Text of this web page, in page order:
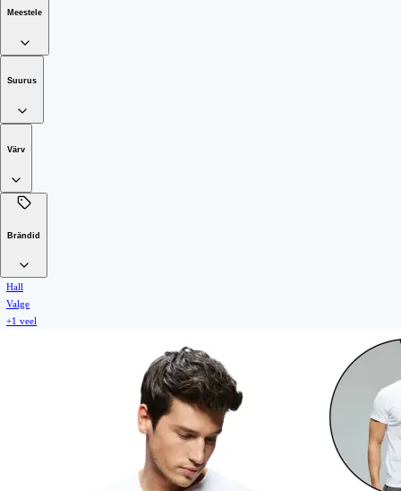
Meestele
Suurus
Värv
Brändid
Hall
Valge
+1 veel